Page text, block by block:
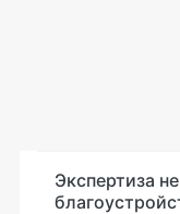
Экспертиза